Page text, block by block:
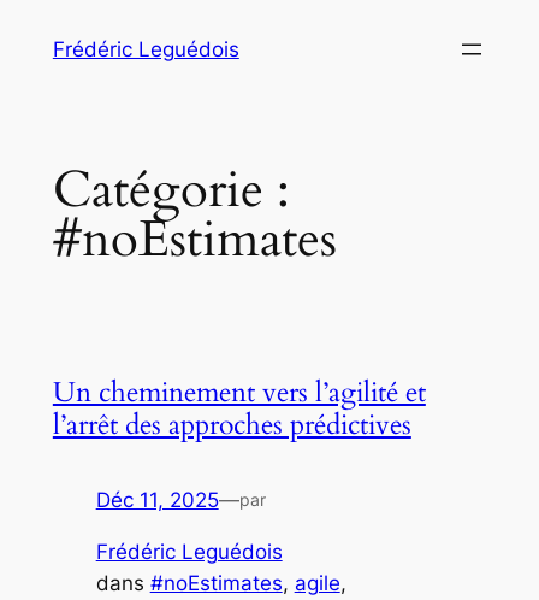
Frédéric Leguédois
Catégorie :
#noEstimates
Un cheminement vers l’agilité et
l’arrêt des approches prédictives
Déc 11, 2025—par
Frédéric Leguédois
dans #noEstimates, agile